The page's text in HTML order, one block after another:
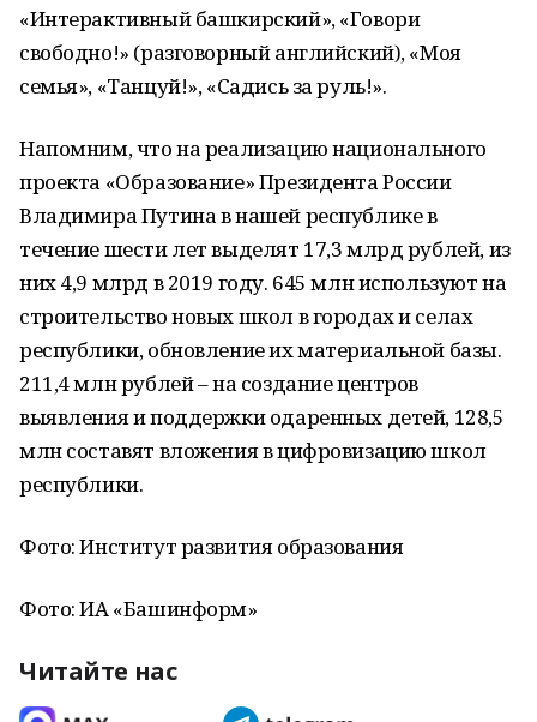
«Интерактивный башкирский», «Говори
свободно!» (разговорный английский), «Моя
семья», «Танцуй!», «Садись за руль!».
Напомним, что на реализацию национального
проекта «Образование» Президента России
Владимира Путина в нашей республике в
течение шести лет выделят 17,3 млрд рублей, из
них 4,9 млрд в 2019 году. 645 млн используют на
строительство новых школ в городах и селах
республики, обновление их материальной базы.
211,4 млн рублей – на создание центров
выявления и поддержки одаренных детей, 128,5
млн составят вложения в цифровизацию школ
республики.
Фото: Институт развития образования
Фото: ИА «Башинформ»
Читайте нас